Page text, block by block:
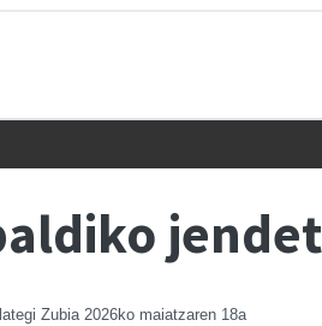
Zubia 2026ko maiatzaren 18a